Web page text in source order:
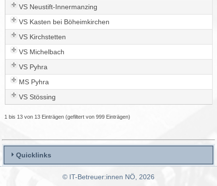
VS Neustift-Innermanzing
VS Kasten bei Böheimkirchen
VS Kirchstetten
VS Michelbach
VS Pyhra
MS Pyhra
VS Stössing
1 bis 13 von 13 Einträgen (gefiltert von 999 Einträgen)
Quicklinks
© IT-Betreuer:innen NÖ, 2026